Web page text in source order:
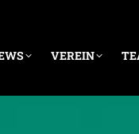
VEREIN